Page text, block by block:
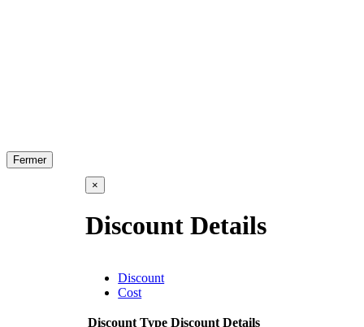
Fermer
×
Discount Details
Discount
Cost
Discount Type Discount Details